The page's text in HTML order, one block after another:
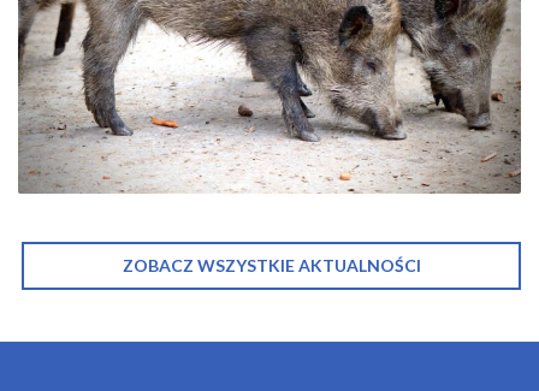
ZOBACZ WSZYSTKIE AKTUALNOŚCI